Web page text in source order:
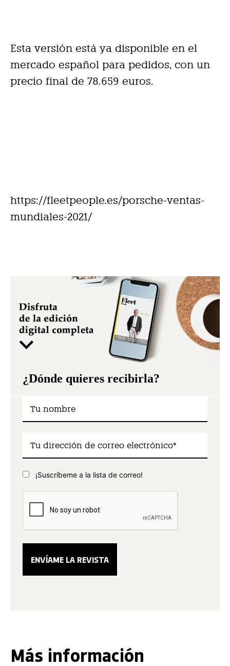
Esta versión está ya disponible en el
mercado español para pedidos, con un
precio final de 78.659 euros.
https://fleetpeople.es/porsche-ventas-
mundiales-2021/
¿Dónde quieres recibirla?
¡Suscríbeme a la lista de correo!
Más información